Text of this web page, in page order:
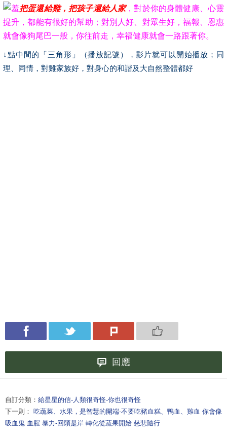
把蛋還給雞，把孩子還給人家，對於你的身體健康、心靈
提升，都能有很好的幫助；對別人好、對眾生好，福報、恩惠
就會像狗尾巴一般，你往前走，幸福健康就會一路跟著你。
↓點中間的「三角形」（播放記號），影片就可以開始播放；同
理、同情，對雞家族好，對身心的和諧及大自然整體都好
回應
自訂分類： 給星星的信-人類很奇怪-你也很奇怪
下一則： 吃蔬菜、水果，是智慧的開端-不要吃豬血糕、鴨血、雞血 你會像
吸血鬼 血腥 暴力-回頭是岸 轉化從蔬果開始 慈悲隨行